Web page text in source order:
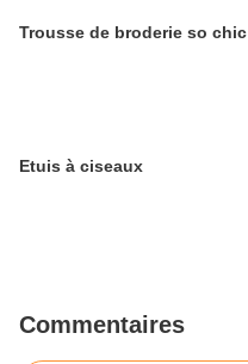
Trousse de broderie so chic
Etuis à ciseaux
Commentaires